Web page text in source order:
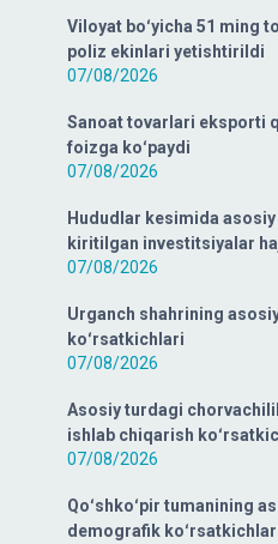
Viloyat boʻyicha 51 ming
poliz ekinlari yetishtirildi
07/08/2026
Sanoat tovarlari eksporti
foizga koʻpaydi
07/08/2026
Hududlar kesimida
kiritilgan investitsiyalar
07/08/2026
Urganch shahrining
koʻrsatkichlari
07/08/2026
Asosiy turdagi
ishlab chiqarish
07/08/2026
Qoʻshkoʻpir tumanining
demografik